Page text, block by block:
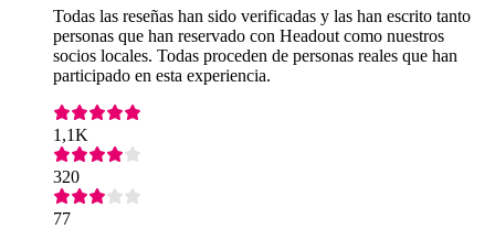
Todas las reseñas han sido verificadas y las han escrito tanto
personas que han reservado con Headout como nuestros
socios locales. Todas proceden de personas reales que han
participado en esta experiencia.
1,1K
320
77